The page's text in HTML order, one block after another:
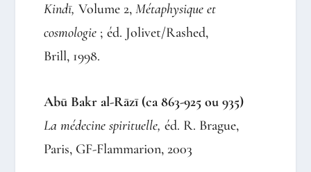
Kindī, Volume 2, Métaphysique et
cosmologie; éd. Jolivet/Rashed,
Brill, 1998.
Abū Bakr al-Rāzī (ca 863-925 ou 935)
La médecine spirituelle, éd. R. Brague,
Paris, GF-Flammarion, 2003